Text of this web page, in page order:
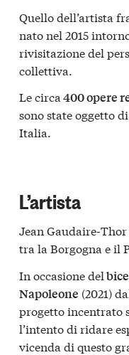
Quello dell’artista
nato nel 2015
rivisitazione del
collettiva.
Le circa 400 opere
sono state oggetto
Italia.
L’artista
Jean Gaudaire-
tra la Borgogna e il
In occasione del
Napoleone (2021)
progetto incentrato
l’intento di ridare
vicenda di questo